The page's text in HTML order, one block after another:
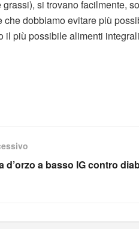
si trovano facilmente,
dobbiamo evitare più
il più possibile alimenti
d’orzo a basso IG contro